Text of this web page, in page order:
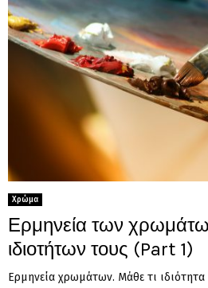
Χρώμα
Ερμηνεία των
ιδιοτήτων τους (Part 1)
Ερμηνεία χρωμάτων. Μάθε τι